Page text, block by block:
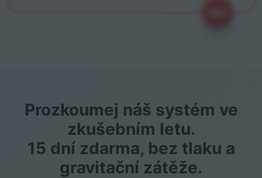
Prozkoumej náš systém ve
zkušebním letu.
15 dní zdarma, bez tlaku a
gravitační zátěže.